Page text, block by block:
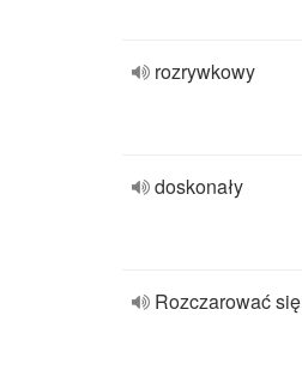
rozrywkowy
doskonały
Rozczarować